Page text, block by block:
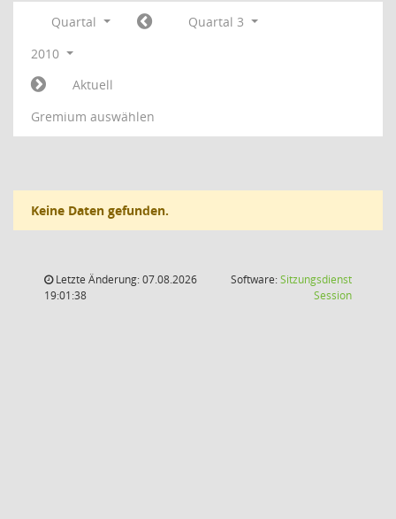
Quartal
Quartal 3
2010
Aktuell
Gremium auswählen
Keine Daten gefunden.
Letzte Änderung: 07.08.2026
19:01:38
Software:Sitzungsdienst
Session(Wird in